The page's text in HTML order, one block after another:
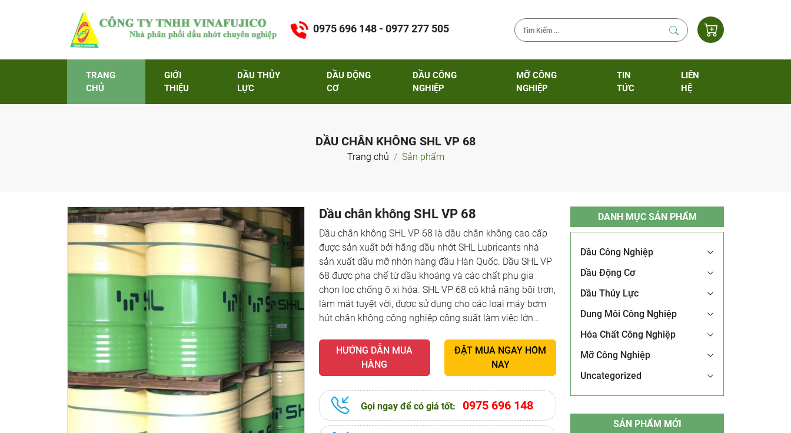
0975 696 148 - 0977 277 505
TRANG
CHỦ
GIỚI
THIỆU
DẦU THỦY
LỰC
DẦU ĐỘNG
CƠ
DẦU CÔNG
NGHIỆP
MỠ CÔNG
NGHIỆP
TIN
TỨC
LIÊN
HỆ
DẦU CHÂN KHÔNG SHL VP 68
Trang chủ Sản phẩm
Dầu chân không SHL VP 68
Dầu chân không SHL VP 68 là dầu chân không cao cấp
được sản xuất bởi hãng dầu nhớt SHL Lubricants nhà
sản xuất dầu mỡ nhờn hàng đầu Hàn Quốc. Dầu SHL VP
68 được pha chế từ dầu khoáng và các chất phụ gia
chọn lọc chống ô xi hóa. SHL VP 68 có khả năng bôi trơn,
làm mát tuyệt vời, được sử dụng cho các loại máy bơm
hút chân không công nghiệp công suất làm việc lớn…
HƯỚNG DẪN MUA
HÀNG
ĐẶT MUA NGAY HÔM
NAY
Gọi ngay để có giá tốt: 0975 696 148
DANH MỤC SẢN PHẨM
Dầu Công Nghiệp
Dầu Động Cơ
Dầu Thủy Lực
Dung Môi Công Nghiệp
Hóa Chất Công Nghiệp
Mỡ Công Nghiệp
Uncategorized
SẢN PHẨM MỚI